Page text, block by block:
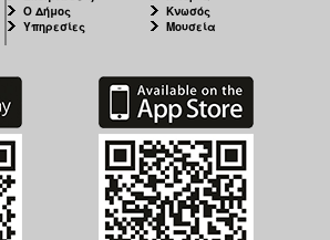
Ο Δήμος
Υπηρεσίες
Κνωσός
Μουσεία